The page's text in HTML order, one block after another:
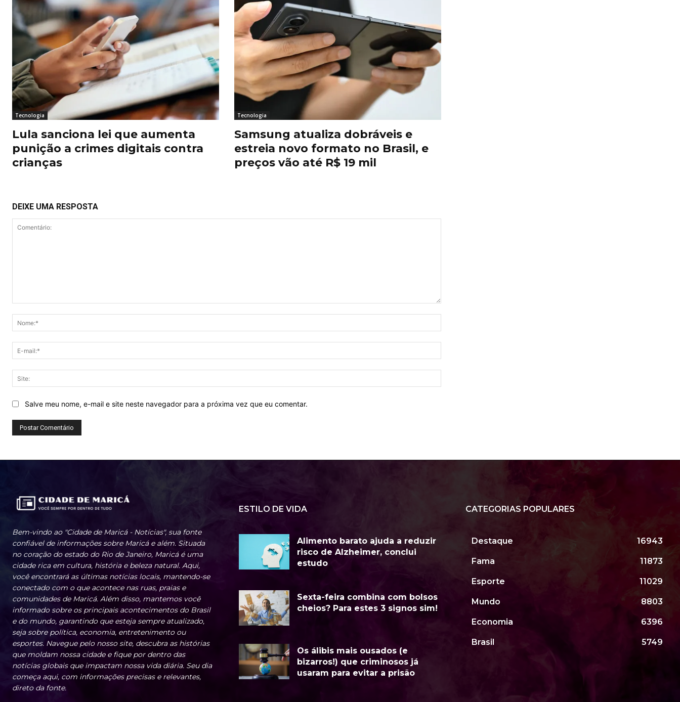
Tecnologia
Lula sanciona lei que aumenta
punição a crimes digitais contra
crianças
Tecnologia
Samsung atualiza dobráveis e
estreia novo formato no Brasil, e
preços vão até R$ 19 mil
DEIXE UMA RESPOSTA
mail:*
Salve meu nome, e-mail e site neste navegador para a próxima vez que eu comentar.
Bem-vindo ao "Cidade de Maricá - Notícias", sua fonte
confiável de informações sobre Maricá e além. Situada
no coração do estado do Rio de Janeiro, Maricá é uma
cidade rica em cultura, história e beleza natural. Aqui,
você encontrará as últimas notícias locais, mantendo-se
conectado com o que acontece nas ruas, praias e
comunidades de Maricá. Além disso, mantemos você
informado sobre os principais acontecimentos do Brasil
e do mundo, garantindo que esteja sempre atualizado,
seja sobre política, economia, entretenimento ou
esportes. Navegue pelo nosso site, descubra as histórias
que moldam nossa cidade e fique por dentro das
notícias globais que impactam nossa vida diária. Seu dia
começa aqui, com informações precisas e relevantes,
direto da fonte.
ESTILO DE VIDA
Alimento barato ajuda a reduzir
risco de Alzheimer, conclui
estudo
Sexta-feira combina com bolsos
cheios? Para estes 3 signos sim!
Os álibis mais ousados (e
bizarros!) que criminosos já
usaram para evitar a prisão
CATEGORIAS POPULARES
Destaque 16943
Fama 11873
Esporte 11029
Mundo 8803
Economia 6396
Brasil 5749